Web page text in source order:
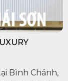
LUXURY
Bình Chánh,